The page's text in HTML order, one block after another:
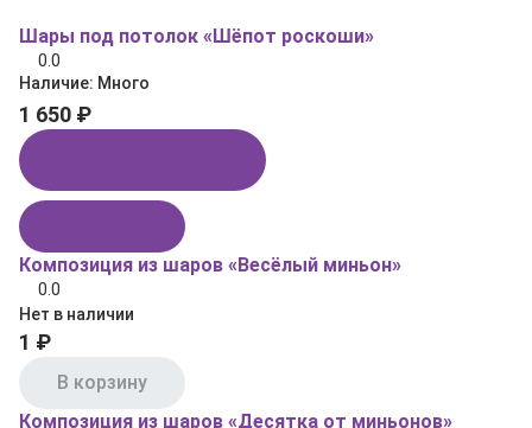
Шары под потолок «Шёпот роскоши»
0.0
Наличие: Много
1 650 ₽
Композиция из шаров «Весёлый миньон»
0.0
Нет в наличии
1 ₽
В корзину
Композиция из шаров «Десятка от миньонов»